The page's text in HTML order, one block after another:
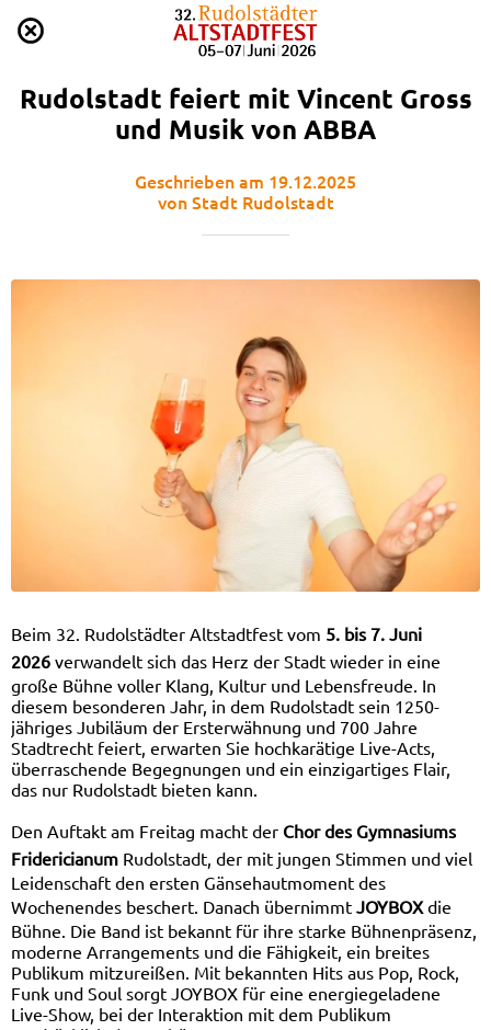
Rudolstadt feiert mit Vincent Gross
und Musik von ABBA
Geschrieben am 19.12.2025
von Stadt Rudolstadt
Beim 32. Rudolstädter Altstadtfest vom 5. bis 7. Juni
2026 verwandelt sich das Herz der Stadt wieder in eine
große Bühne voller Klang, Kultur und Lebensfreude. In
diesem besonderen Jahr, in dem Rudolstadt sein 1250-
jähriges Jubiläum der Ersterwähnung und 700 Jahre
Stadtrecht feiert, erwarten Sie hochkarätige Live-Acts,
überraschende Begegnungen und ein einzigartiges Flair,
das nur Rudolstadt bieten kann.
Den Auftakt am Freitag macht der Chor des Gymnasiums
Fridericianum Rudolstadt, der mit jungen Stimmen und viel
Leidenschaft den ersten Gänsehautmoment des
Wochenendes beschert. Danach übernimmt JOYBOXdie
Bühne. Die Band ist bekannt für ihre starke Bühnenpräsenz,
moderne Arrangements und die Fähigkeit, ein breites
Publikum mitzureißen. Mit bekannten Hits aus Pop, Rock,
Funk und Soul sorgt JOYBOX für eine energiegeladene
Live-Show, bei der Interaktion mit dem Publikum